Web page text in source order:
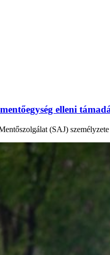
elleni
(SAJ)